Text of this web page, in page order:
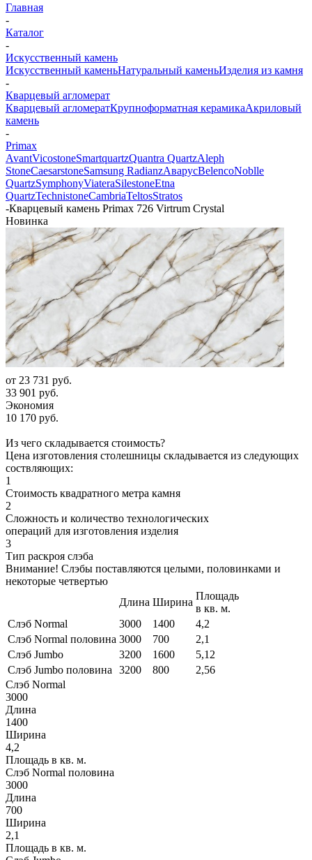
Главная
-
Каталог
-
Искусственный камень
Искусственный каменьНатуральный каменьИзделия из камня
-
Кварцевый агломерат
Кварцевый агломератКрупноформатная керамикаАкриловый
камень
-
Primax
AvantVicostoneSmartquartzQuantra QuartzAleph
StoneCaesarstoneSamsung RadianzАварусBelencoNoblle
QuartzSymphonyViateraSilestoneEtna
QuartzTechnistoneCambriaTeltosStratos
-Кварцевый камень Primax 726 Virtrum Crystal
Новинка
от 23 731 руб.
33 901 руб.
Экономия
10 170 руб.
Из чего складывается стоимость?
Цена изготовления столешницы складывается из следующих
соствляющих:
1
Стоимость квадратного метра камня
2
Сложность и количество технологических
операций для изготовления изделия
3
Тип раскроя слэба
Внимание! Слэбы поставляются целыми, половинками и
некоторые четвертью
Длина Ширина
Площадь
в кв. м.
Слэб Normal
3000 1400
4,2
Слэб Normal половина 3000 700
2,1
Слэб Jumbo
3200 1600
5,12
Слэб Jumbo половина
3200 800
2,56
Слэб Normal
3000
Длина
1400
Ширина
4,2
Площадь в кв. м.
Слэб Normal половина
3000
Длина
700
Ширина
2,1
Площадь в кв. м.